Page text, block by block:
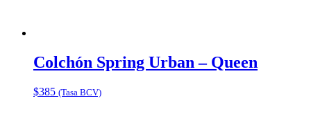
Colchón Spring Urban – Queen
$385 (Tasa BCV)